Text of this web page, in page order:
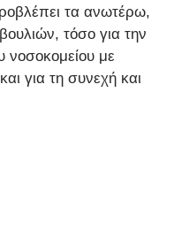
τα ανωτέρω,
τόσο για την
νοσοκομείου με
για τη συνεχή και